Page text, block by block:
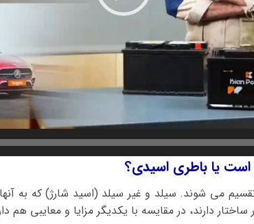
می شوند. سیلد و غیر سیلد (اسید شارژ) که به
دارند، در مقایسه با یکدیگر مزایا و معایبی هم